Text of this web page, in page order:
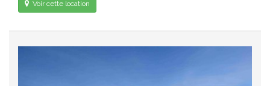
Voir cette location